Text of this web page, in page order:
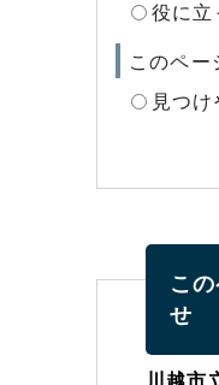
役に立
このペー
見つけ
こ
せ
川越市